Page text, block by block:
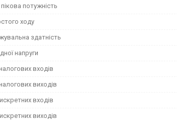
потужність
ходу
здатність
напруги
входів
виходів
входів
виходів